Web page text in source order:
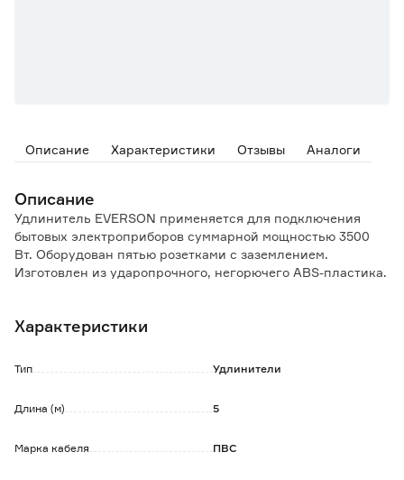
Описание Характеристики Отзывы Аналоги
Описание
Удлинитель EVERSON применяется для подключения
бытовых электроприборов суммарной мощностью 3500
Вт. Оборудован пятью розетками с заземлением.
Изготовлен из ударопрочного, негорючего ABS-пластика.
Характеристики
Тип Удлинители
Длина (м) 5
Марка кабеля ПВС